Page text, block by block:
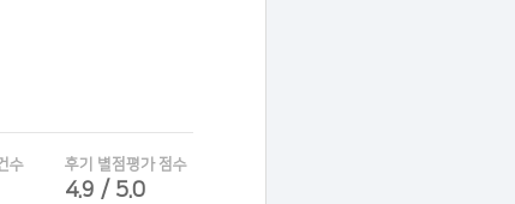
수 후기 별점평가 점수
4.9 / 5.0